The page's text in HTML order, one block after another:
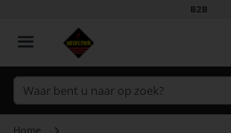
B2B
Home